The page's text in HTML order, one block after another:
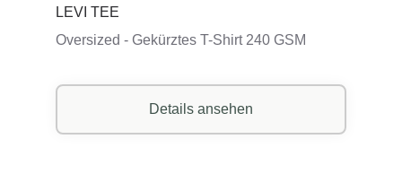
LEVI TEE
Oversized - Gekürztes T-Shirt 240 GSM
Details ansehen